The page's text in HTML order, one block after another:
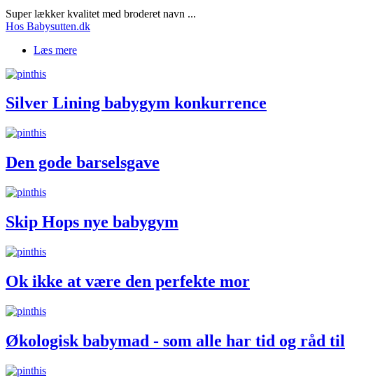
Super lækker kvalitet med broderet navn ...
Hos Babysutten.dk
Læs mere
Silver Lining babygym konkurrence
Den gode barselsgave
Skip Hops nye babygym
Ok ikke at være den perfekte mor
Økologisk babymad - som alle har tid og råd til